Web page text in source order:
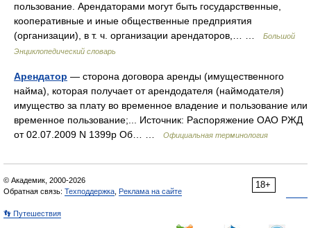
пользование. Арендаторами могут быть государственные,
кооперативные и иные общественные предприятия
(организации), в т. ч. организации арендаторов,… …
Большой
Энциклопедический словарь
Арендатор — сторона договора аренды (имущественного
найма), которая получает от арендодателя (наймодателя)
имущество за плату во временное владение и пользование или
временное пользование;... Источник: Распоряжение ОАО РЖД
от 02.07.2009 N 1399р Об… …
Официальная терминология
18+
© Академик, 2000-2026
Обратная связь: Техподдержка Реклама на сайте
👣 Путешествия